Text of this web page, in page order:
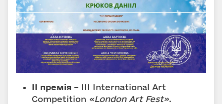
ІІ премія – ІІІ International Art
Competition «London Art Fest».